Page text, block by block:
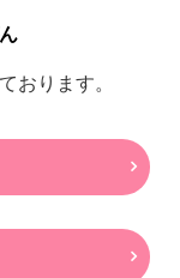
おります。